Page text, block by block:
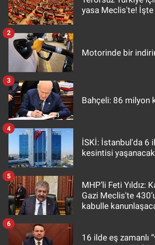
yasa Meclis'te!
Motorinde bir
2
Bahçeli: 86 milyon
3
İSKİ: İstanbul'da 6
kesintisi yaşanacak
4
MHP’li Feti Yıldız:
Gazi Meclis'te
kabulle
5
16 ilde eş zamanlı
6